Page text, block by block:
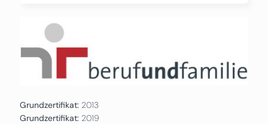
Grundzertifikat: 2013
Grundzertifikat: 2019